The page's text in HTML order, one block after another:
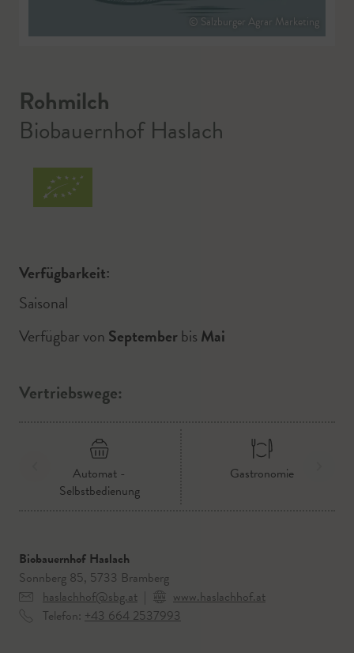
© Salzburger Agrar Marketing
Rohmilch
Biobauernhof Haslach
Verfügbarkeit:
Saisonal
Verfügbar von Septemberbis Mai
Vertriebswege:
Automat -
Selbstbedienung
Gastronomie
Biobauernhof Haslach
Sonnberg 85, 5733 Bramberg
haslachhof@sbg.at |
www.haslachhof.at
Telefon: +43 664 2537993